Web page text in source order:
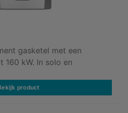
gasketel met een
160 kW. In solo en
product